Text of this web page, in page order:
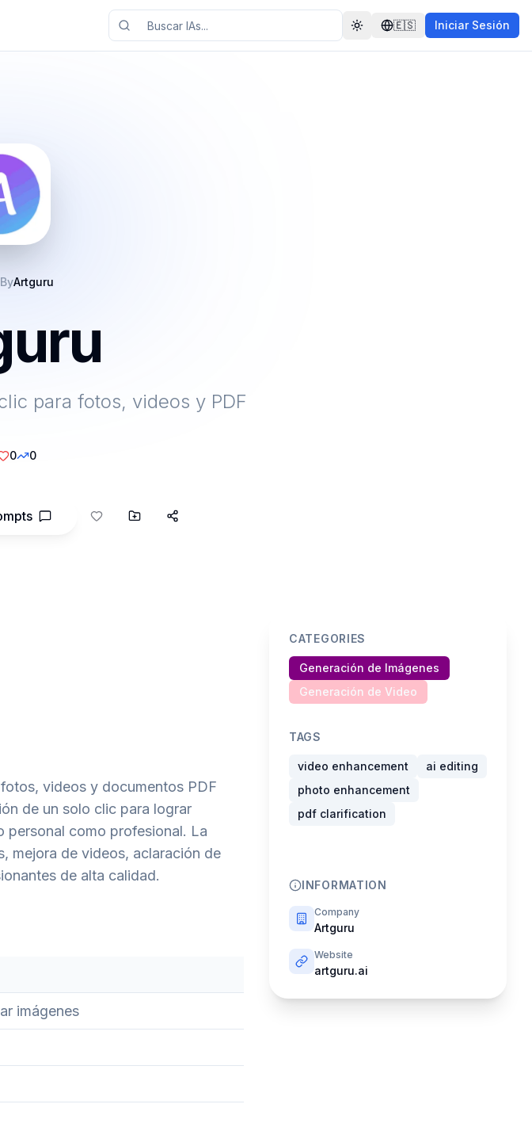
Toggle theme
🇪🇸 Iniciar Sesión
ByArtguru
para fotos, videos y PDF
0 0
videos y documentos PDF
de un solo clic para lograr
personal como profesional. La
mejora de videos, aclaración de
de alta calidad.
imágenes
CATEGORIES
Generación de Imágenes
Generación de Video
TAGS
video enhancement
ai editing
photo enhancement
pdf clarification
INFORMATION
Company
Artguru
Website
artguru.ai